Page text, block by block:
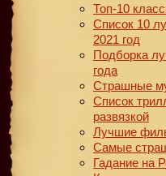
Топ-10
Список 10
2021 год
Подборка
года
Страшные
Список
развязкой
Лучшие
Самые
Гадание на